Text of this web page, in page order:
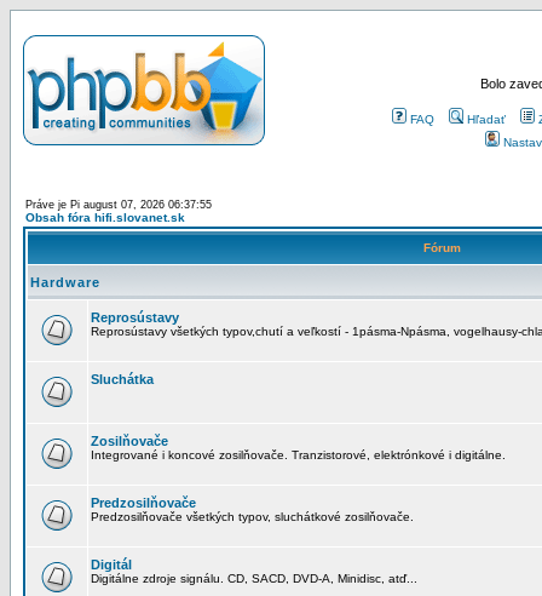
Bolo
FAQ Hľadať
Práve je Pi august 07, 2026 06:37:55
Obsah fóra hifi.slovanet.sk
Fórum
Hardware
Reprosústavy
Reprosústavy všetkých typov,chutí a veľkostí - 1pásma-Npásma, vogelhausy-
Sluchátka
Zosilňovače
Integrované i koncové zosilňovače. Tranzistorové, elektrónkové i digitálne.
Predzosilňovače
Predzosilňovače všetkých typov, sluchátkové zosilňovače.
Digitál
Digitálne zdroje signálu. CD, SACD, DVD-A, Minidisc, atď...